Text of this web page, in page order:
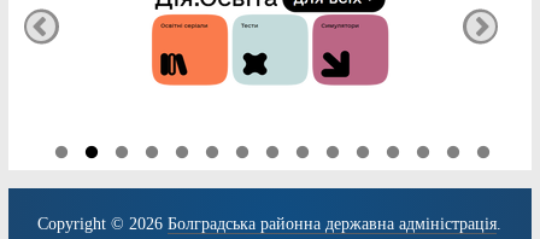
Copyright © 2026Болградська районна державна адміністрація.